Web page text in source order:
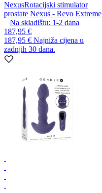
NexusRotacijski stimulator
prostate Nexus - Revo Extreme
Na skladištu: 1-2 dana
187,95 €
187,95 € Najniža cijena u
zadnjih 30 dana.